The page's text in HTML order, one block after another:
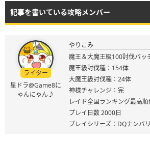
記事を書いている攻略メンバー
ライター
星ドラ@Game8に
ゃんにゃん♪
やりこみ
魔王＆大魔王級100討伐バッ
魔王級討伐種：154体
大魔王級討伐種：24体
神様チャレンジ：完
レイド全国ランキング最高
プレイ日数 2000日
プレイシリーズ：DQナンバ